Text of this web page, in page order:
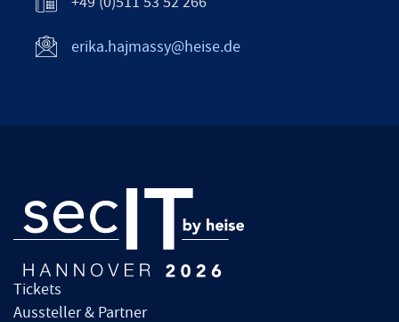
erika.hajmassy@heise.de
Tickets
Aussteller & Partner